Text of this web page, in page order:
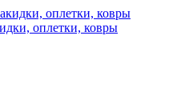
оплетки, ковры